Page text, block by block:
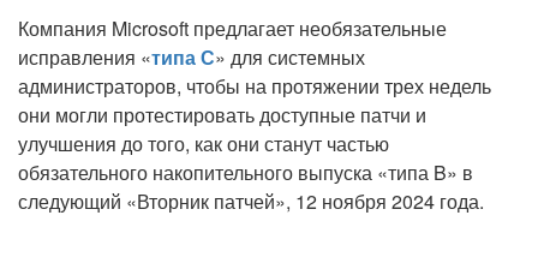
Компания Microsoft предлагает необязательные
исправления «типа С» для системных
администраторов, чтобы на протяжении трех недель
они могли протестировать доступные патчи и
улучшения до того, как они станут частью
обязательного накопительного выпуска «типа B» в
следующий «Вторник патчей», 12 ноября 2024 года.